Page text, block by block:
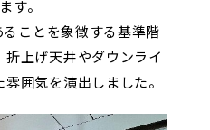
す。
ることを象徴する基準階
上げ天井やダウンライ
雰囲気を演出しました。